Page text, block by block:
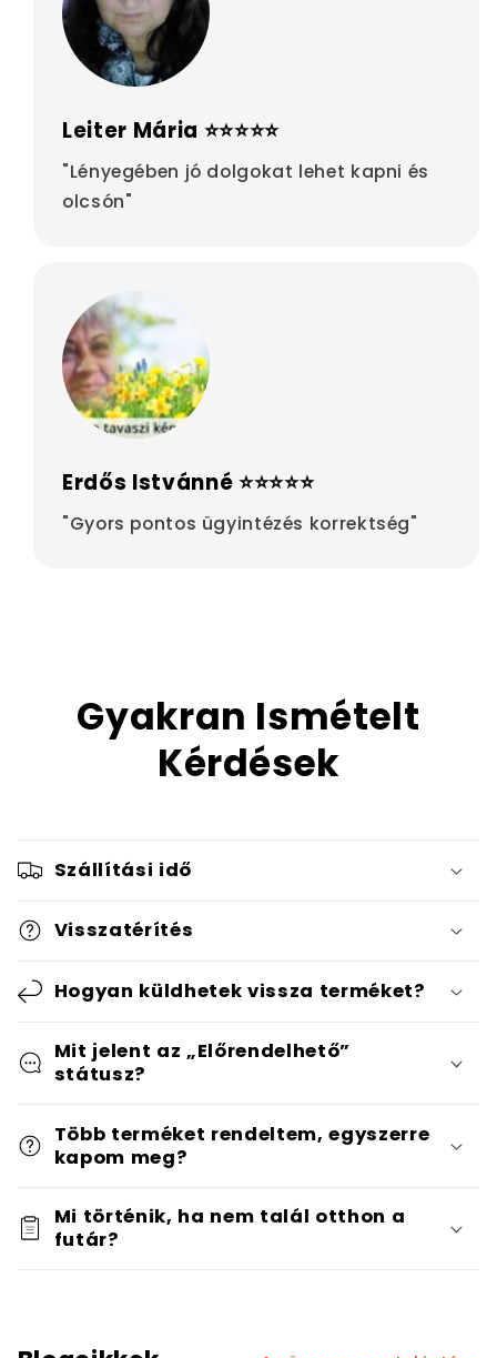
Leiter Mária ⭐⭐⭐⭐⭐
"Lényegében jó dolgokat lehet kapni és
olcsón"
Erdős Istvánné ⭐⭐⭐⭐⭐
"Gyors pontos ügyintézés korrektség"
Gyakran Ismételt
Kérdések
Szállítási idő
Visszatérítés
Hogyan küldhetek vissza terméket?
Mit jelent az „Előrendelhető”
státusz?
Több terméket rendeltem, egyszerre
kapom meg?
Mi történik, ha nem talál otthon a
futár?